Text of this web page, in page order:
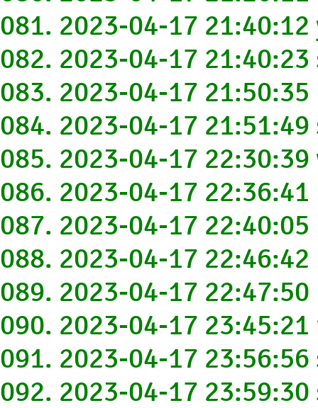
081. 2023-04-17
082. 2023-04-17
083. 2023-04-17
084. 2023-04-17
085. 2023-04-17
086. 2023-04-17
087. 2023-04-17
088. 2023-04-17
089. 2023-04-17
090. 2023-04-17
091. 2023-04-17
092. 2023-04-17